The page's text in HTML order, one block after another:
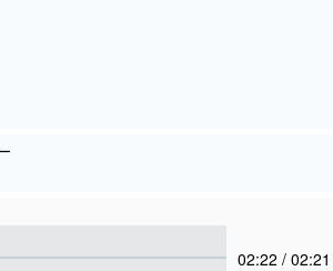
Current
02:22 / 02:21